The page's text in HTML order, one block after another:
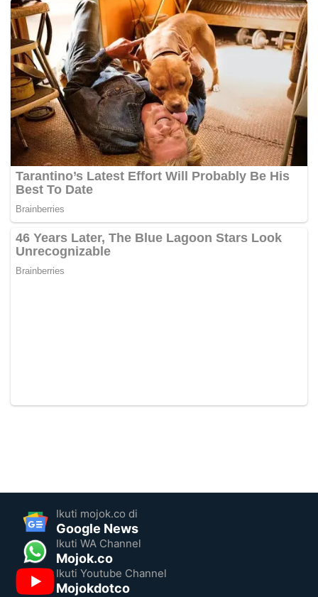
Ikuti mojok.co di
Google News
Ikuti WA Channel
Mojok.co
Ikuti Youtube Channel
Mojokdotco